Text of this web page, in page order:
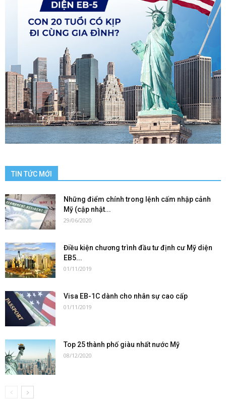
TIN TỨC MỚI
Những điểm chính trong lệnh cấm nhập cảnh
Mỹ (cập nhật...
29/06/2020
Điều kiện chương trình đầu tư định cư Mỹ diện
EB5...
01/11/2019
Visa EB-1C dành cho nhân sự cao cấp
01/11/2019
Top 25 thành phố giàu nhất nước Mỹ
08/12/2020